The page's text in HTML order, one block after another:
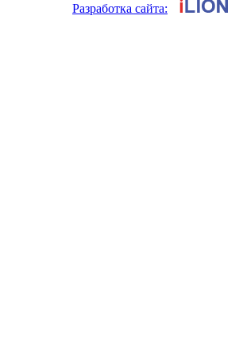
Разработка сайта: